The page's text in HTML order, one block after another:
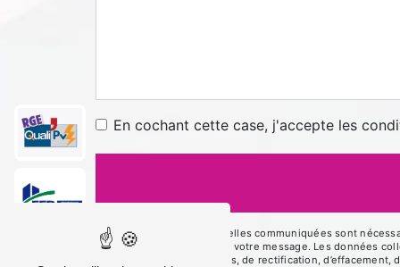
En cochant cette case, j'accepte les
** Les données personnelles communiquées sont
le seul but de répondre à votre message. Les données
disposez de droits d’accès, de rectification,